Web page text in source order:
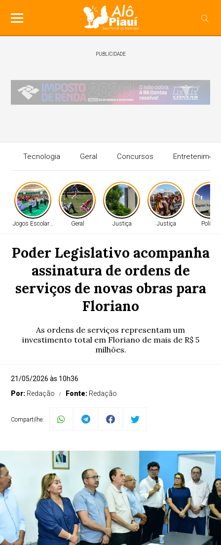
PUBLICIDADE
Tecnologia Geral Concursos
Jogos Escolares Geral Justiça Justiça Política
Poder Legislativo acompanha
assinatura de ordens de
serviços de novas obras para
Floriano
As ordens de serviços representam um
investimento total em Floriano de mais de R$ 5
milhões.
21/05/2026 às 10h36
Por: Redação Fonte: Redação
Compartilhe: